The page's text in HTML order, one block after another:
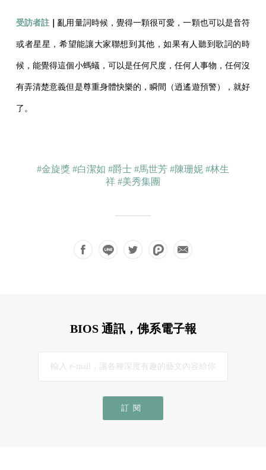
受訪者註 ｜亂用量詞時候，覺得一顆很可愛，一顆也可以是音符
或者星星，希望能讓大家聯想到其他，如果有人聽到歌詞的時
候，能覺得這個小螞蟻，可以是任何尺度，任何人事物，任何沒
有弄清楚意義但是尊重身體快樂的，瞬間（逍遙遊預警），就好
了。
#金旋獎 #白潔如 #爵士 #馬世芳 #陳珊妮 #林生
祥 #美秀集團
BIOS 通訊，佛系電子報
訂閱